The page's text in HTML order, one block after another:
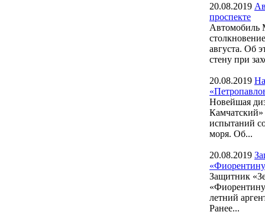
20.08.2019
проспекте
Автомобиль
августа. Об
стену при
20.08.2019
Новейшая
Камчатский»
испытаний
моря. Об...
20.08.2019
Защитник
летний
Ранее...